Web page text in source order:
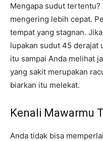
Mengapa sudut
mengering lebih cepat.
tempat yang stagnan.
lupakan sudut 45 derajat
itu sampai Anda melihat
yang sakit merupakan
biarkan itu melekat.
Kenali Mawarmu
Anda tidak bisa